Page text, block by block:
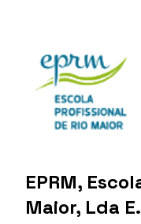
EPRM,
Maior, Lda